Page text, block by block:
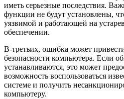
иметь серьезные последствия.
функции не будут установлены,
уязвимой и работающей на
обеспечении.
В-третьих, ошибка может
безопасности компьютера. Если
устанавливаются, это может
возможность воспользоваться
системе и получить
компьютеру.